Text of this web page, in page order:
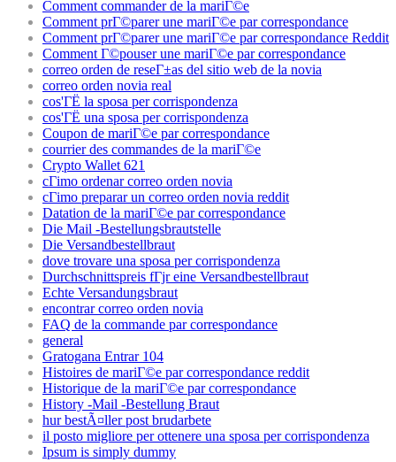
Comment commander de la mariГ©e
Comment prГ©parer une mariГ©e par correspondance
Comment prГ©parer une mariГ©e par correspondance Reddit
Comment Г©pouser une mariГ©e par correspondance
correo orden de reseГ±as del sitio web de la novia
correo orden novia real
cos'ГЁ la sposa per corrispondenza
cos'ГЁ una sposa per corrispondenza
Coupon de mariГ©e par correspondance
courrier des commandes de la mariГ©e
Crypto Wallet 621
cГіmo ordenar correo orden novia
cГіmo preparar un correo orden novia reddit
Datation de la mariГ©e par correspondance
Die Mail -Bestellungsbrautstelle
Die Versandbestellbraut
dove trovare una sposa per corrispondenza
Durchschnittspreis fГјr eine Versandbestellbraut
Echte Versandungsbraut
encontrar correo orden novia
FAQ de la commande par correspondance
general
Gratogana Entrar 104
Histoires de mariГ©e par correspondance reddit
Historique de la mariГ©e par correspondance
History -Mail -Bestellung Braut
hur bestÃ¤ller post brudarbete
il posto migliore per ottenere una sposa per corrispondenza
Ipsum is simply dummy